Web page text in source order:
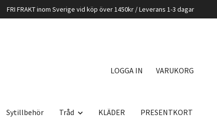
FRI FRAKT inom Sverige vid köp över 1450kr / Leverans 1-3 dagar
LOGGA IN VARUKORG
Sytillbehör Tråd KLÄDER PRESENTKORT